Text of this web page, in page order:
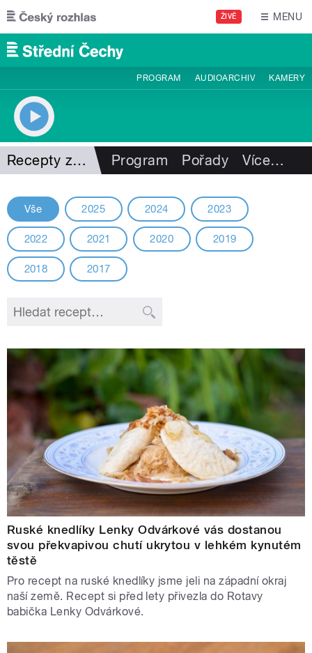
Přejít k hlavnímu obsahu
ŽIVĚ MENU
PROGRAM AUDIOARCHIV KAMERY
Recepty z minulých ročníků Program Pořady Více…
Vše 2025 2024 2023
2022 2021 2020 2019
2018 2017
Ruské knedlíky Lenky Odvárkové vás dostanou
svou překvapivou chutí ukrytou v lehkém kynutém
těstě
Pro recept na ruské knedlíky jsme jeli na západní okraj
naší země. Recept si před lety přivezla do Rotavy
babička Lenky Odvárkové.